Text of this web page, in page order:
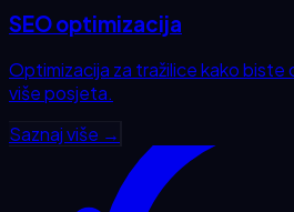
SEO optimizacija
Optimizacija za tražilice kako biste
više posjeta.
Saznaj više →